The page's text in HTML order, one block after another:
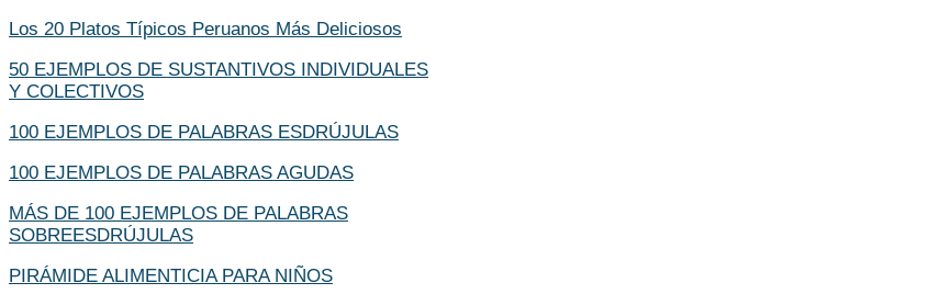
Los 20 Platos Típicos Peruanos Más Deliciosos
50 EJEMPLOS DE SUSTANTIVOS INDIVIDUALES
Y COLECTIVOS
100 EJEMPLOS DE PALABRAS ESDRÚJULAS
100 EJEMPLOS DE PALABRAS AGUDAS
MÁS DE 100 EJEMPLOS DE PALABRAS
SOBREESDRÚJULAS
PIRÁMIDE ALIMENTICIA PARA NIÑOS